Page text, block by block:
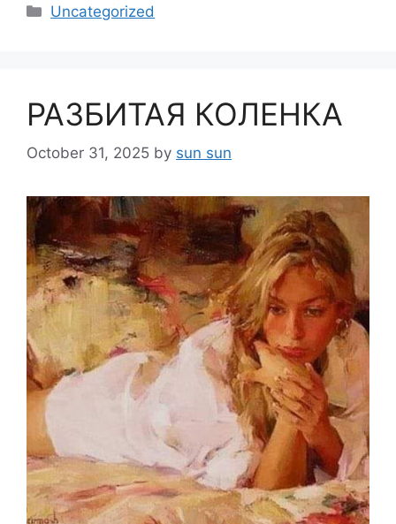
Categories
Uncategorized
РАЗБИТАЯ КОЛЕНКА
October 31, 2025 by sun sun